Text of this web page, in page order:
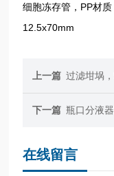
细胞冻存管，PP材
12.5x70mm
上一篇 过滤坩埚
下一篇 瓶口分液器
在线留言